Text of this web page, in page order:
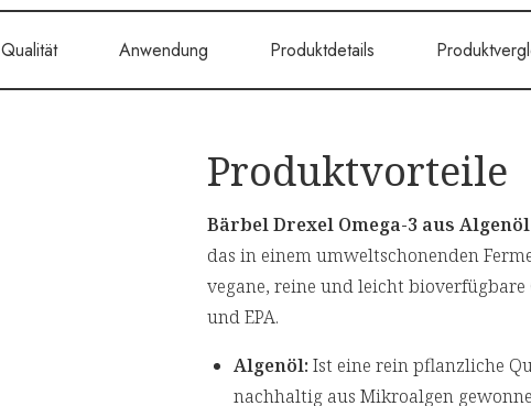
Qualität Anwendung Produktdetails
Produktvorteile
Bärbel Drexel Omega-3 aus
das in einem umweltschonenden
vegane, reine und leicht bioverfügbare
und EPA.
Algenöl: Ist eine rein pflanzliche
nachhaltig aus Mikroalgen